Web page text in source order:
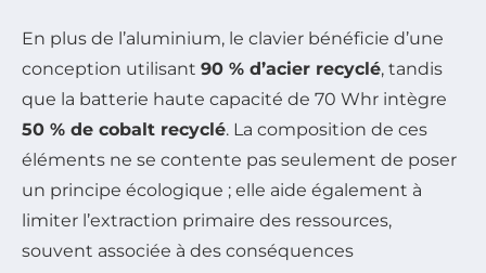
En plus de l’aluminium, le clavier bénéficie d’une
conception utilisant 90 % d’acier recyclé, tandis
que la batterie haute capacité de 70 Whr intègre
50 % de cobalt recyclé. La composition de ces
éléments ne se contente pas seulement de poser
un principe écologique ; elle aide également à
limiter l’extraction primaire des ressources,
souvent associée à des conséquences